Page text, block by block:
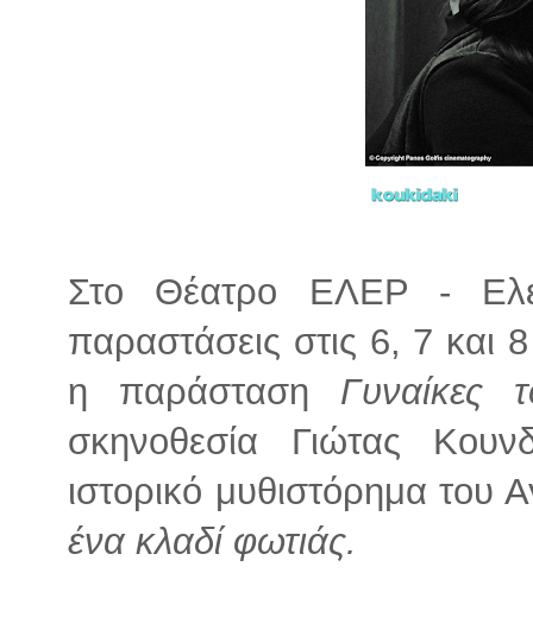
Στο Θέατρο ΕΛΕΡ -
παραστάσεις στις 6, 7 και
η παράσταση Γυναίκες
σκηνοθεσία Γιώτας
ιστορικό μυθιστόρημα του
ένα κλαδί φωτιάς.